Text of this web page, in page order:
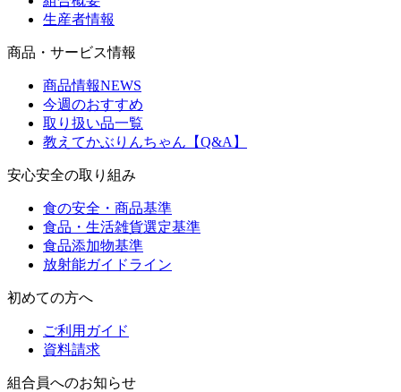
生産者情報
商品・サービス情報
商品情報NEWS
今週のおすすめ
取り扱い品一覧
教えてかぶりんちゃん【Q&A】
安心安全の取り組み
食の安全・商品基準
食品・生活雑貨選定基準
食品添加物基準
放射能ガイドライン
初めての方へ
ご利用ガイド
資料請求
組合員へのお知らせ